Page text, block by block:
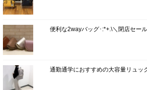
便利な2wayバッグ･:*+.\＼閉店セー
通勤通学におすすめの大容量リュッ